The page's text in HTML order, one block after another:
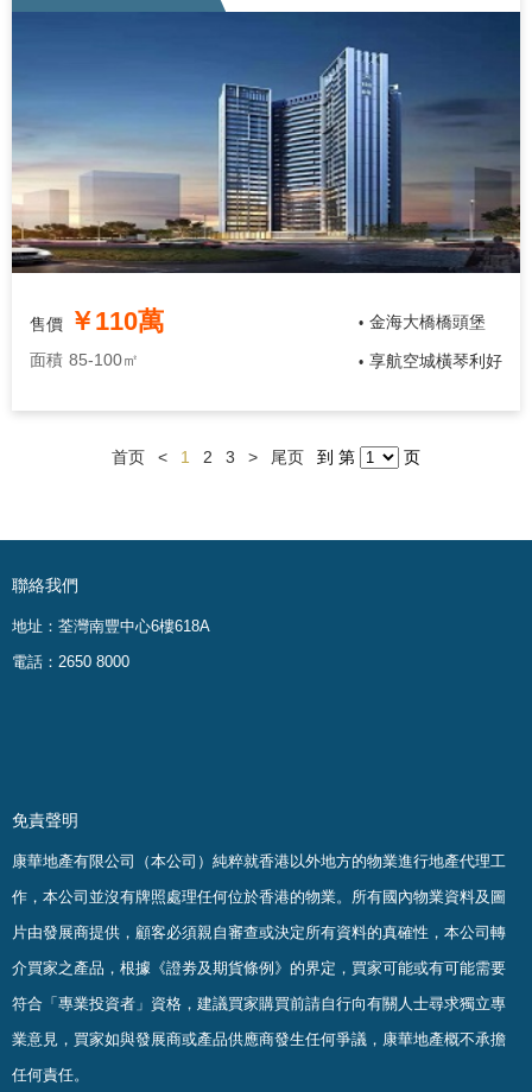
售價 ￥110萬
面積 85-100㎡
• 金海大橋橋頭堡
• 享航空城橫琴利好
首页 < 1 2 3 > 尾页 到 第 页
聯絡我們
地址：荃灣南豐中心6樓618A
電話：2650 8000
免責聲明
康華地產有限公司（本公司）純粹就香港以外地方的物業進行地產代理工
作，本公司並沒有牌照處理任何位於香港的物業。 所有國內物業資料及圖
片由發展商提供，顧客必須親自審查或決定所有資料的真確性 ， 本公司轉
介買家之產品，根據《證劵及期貨條例》的界定，買家可能或有可能需要
符合「專業投資者」資格，建議買家購買前請自行向有關人士尋求獨立專
業意見，買家如與發展商或產品供應商發生任何爭議，康華地產概不承擔
任何責任。